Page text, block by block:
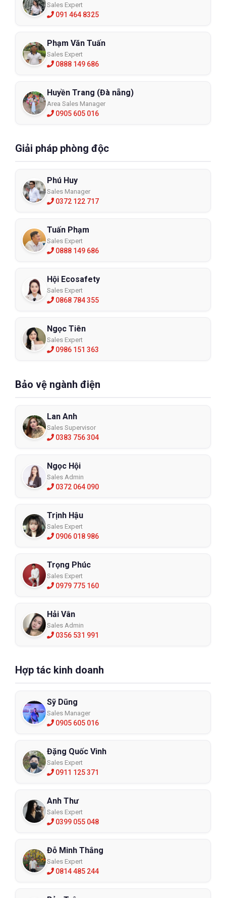
Sales Expert
091 464 8325
Phạm Văn Tuấn
Sales Expert
0888 149 686
Huyền Trang (Đà nẵng)
Area Sales Manager
0905 605 016
Giải pháp phòng độc
Phú Huy
Sales Manager
0372 122 717
Tuấn Phạm
Sales Expert
0888 149 686
Hội Ecosafety
Sales Expert
0868 784 355
Ngọc Tiên
Sales Expert
0986 151 363
Bảo vệ ngành điện
Lan Anh
Sales Supervisor
0383 756 304
Ngọc Hội
Sales Admin
0372 064 090
Trịnh Hậu
Sales Expert
0906 018 986
Trọng Phúc
Sales Expert
0979 775 160
Hải Vân
Sales Admin
0356 531 991
Hợp tác kinh doanh
Sỹ Dũng
Sales Manager
0905 605 016
Đặng Quốc Vinh
Sales Expert
0911 125 371
Anh Thư
Sales Expert
0399 055 048
Đỗ Minh Thắng
Sales Expert
0814 485 244